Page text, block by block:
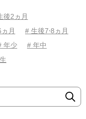
後2ヵ月
月
# 生後7⋅8ヵ月
年少
# 年中